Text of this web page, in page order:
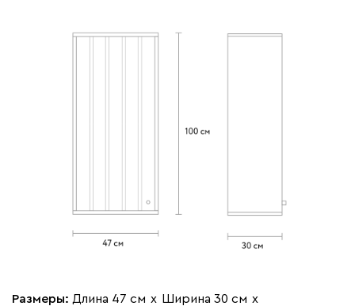
Размеры: Длина 47 см х Ширина 30 см х